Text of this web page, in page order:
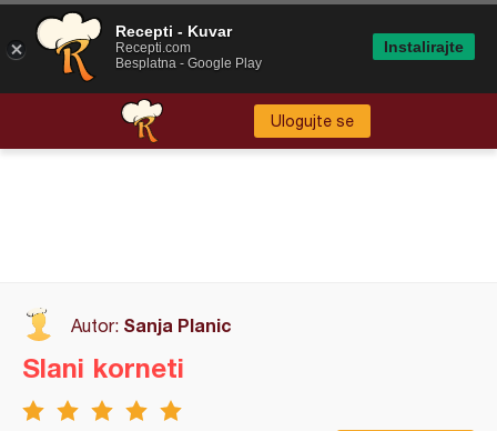
Ulogujte se
Autor: Sanja Planic
Slani korneti
Recepti - Kuvar
Recepti.com
Besplatna - Google Play
Instalirajte